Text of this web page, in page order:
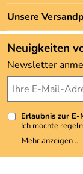
Zahlung und
Marken
Neu
Angebote
4,9/5*****
Unsere
Neuigkeiten
Newsletter
Erlaubnis zur
Ich möchte
Meine E-Mail-
weitergegeben.
Mehr anzeigen ...